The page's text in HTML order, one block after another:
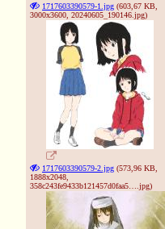
1717603390579-1.jpg (603,67 KB,
3000x3600, 20240605_190146.jpg)
1717603390579-2.jpg (573,96 KB,
1888x2048,
358c243fe9433b121457d0faa5….jpg)